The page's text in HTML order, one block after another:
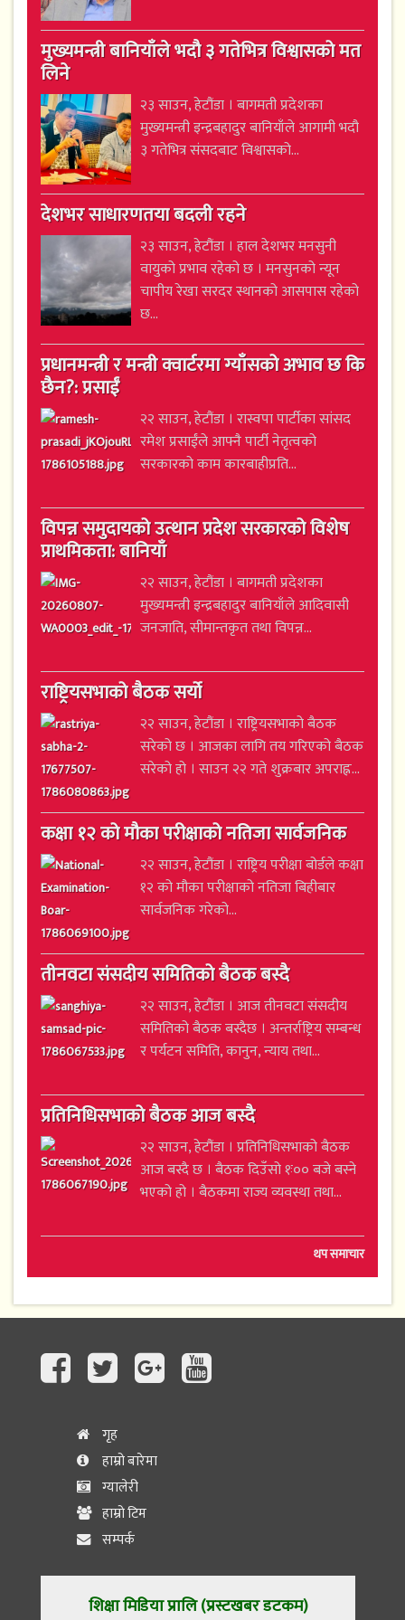
मुख्यमन्त्री बानियाँले भदौ ३ गतेभित्र विश्वासको मत
लिने
२३ साउन, हेटौंडा । बागमती प्रदेशका
मुख्यमन्त्री इन्द्रबहादुर बानियाँले आगामी भदौ
३ गतेभित्र संसदबाट विश्वासको...
देशभर साधारणतया बदली रहने
२३ साउन, हेटौंडा । हाल देशभर मनसुनी
वायुको प्रभाव रहेको छ । मनसुनको न्यून
चापीय रेखा सरदर स्थानको आसपास रहेको
छ...
प्रधानमन्त्री र मन्त्री क्वार्टरमा ग्याँसको अभाव छ कि
छैन?: प्रसाईं
२२ साउन, हेटौंडा । रास्वपा पार्टीका सांसद
रमेश प्रसाईंले आफ्नै पार्टी नेतृत्वको
सरकारको काम कारबाहीप्रति...
विपन्न समुदायको उत्थान प्रदेश सरकारको विशेष
प्राथमिकता: बानियाँ
२२ साउन, हेटौंडा । बागमती प्रदेशका
मुख्यमन्त्री इन्द्रबहादुर बानियाँले आदिवासी
जनजाति, सीमान्तकृत तथा विपन्न...
राष्ट्रियसभाको बैठक सर्यो
२२ साउन, हेटौंडा । राष्ट्रियसभाको बैठक
सरेको छ । आजका लागि तय गरिएको बैठक
सरेको हो । साउन २२ गते शुक्रबार अपराह्न...
कक्षा १२ को मौका परीक्षाको नतिजा सार्वजनिक
२२ साउन, हेटौंडा । राष्ट्रिय परीक्षा बोर्डले कक्षा
१२ को मौका परीक्षाको नतिजा बिहीबार
सार्वजनिक गरेको...
तीनवटा संसदीय समितिको बैठक बस्दै
२२ साउन, हेटौंडा । आज तीनवटा संसदीय
समितिको बैठक बस्दैछ । अन्तर्राष्ट्रिय सम्बन्ध
र पर्यटन समिति, कानुन, न्याय तथा...
प्रतिनिधिसभाको बैठक आज बस्दै
२२ साउन, हेटौंडा । प्रतिनिधिसभाको बैठक
आज बस्दै छ । बैठक दिउँसो १ः०० बजे बस्ने
भएको हो । बैठकमा राज्य व्यवस्था तथा...
थप समाचार
गृह
हाम्रो बारेमा
ग्यालेरी
हाम्रो टिम
सम्पर्क
शिक्षा मिडिया प्रालि (प्रस्टखबर डटकम)